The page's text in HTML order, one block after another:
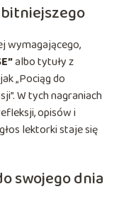
wymagającego,
albo tytuły z
„Pociąg do
W tych nagraniach
opisów i
lektorki staje się
swojego dnia